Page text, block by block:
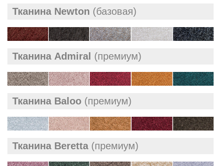
Тканина Newton (базовая)
Тканина Admiral (премиум)
Тканина Baloo (премиум)
Тканина Beretta (премиум)